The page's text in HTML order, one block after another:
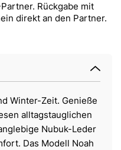
Rückgabe mit
direkt an den Partner.
Winter-Zeit. Genieße
alltagstauglichen
Nubuk-Leder
Das Modell Noah